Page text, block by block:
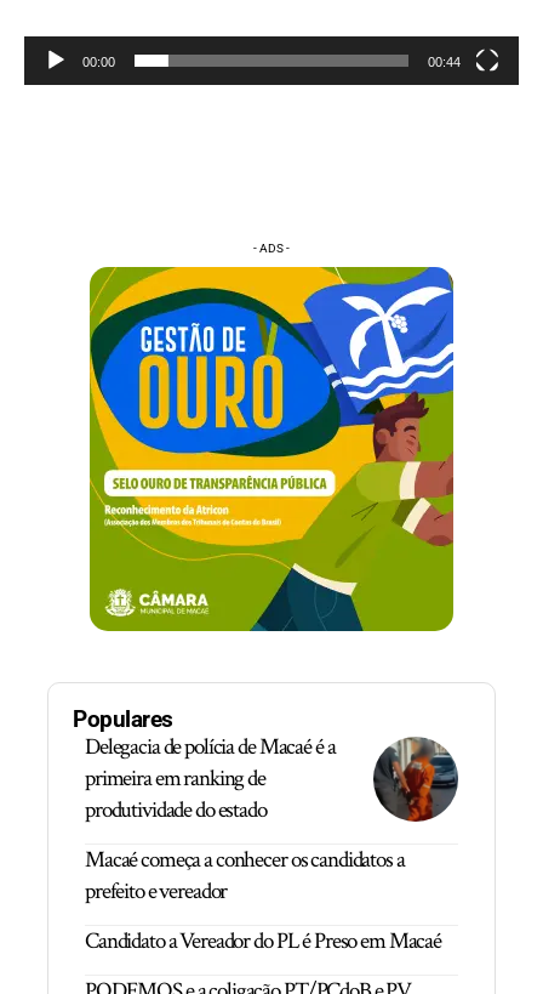
00:00 00:44
- ADS -
Populares
Delegacia de polícia de Macaé é a
primeira em ranking de
produtividade do estado
Macaé começa a conhecer os candidatos a
prefeito e vereador
Candidato a Vereador do PL é Preso em Macaé